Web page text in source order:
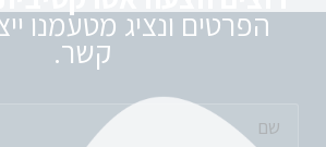
הפרטים ונציג מטעמנו
קשר.